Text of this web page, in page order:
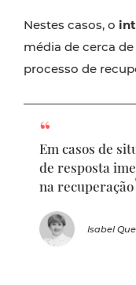
Nestes casos, o
média de cerca
processo de
Em casos de
de resposta
na recuperação
Isabel